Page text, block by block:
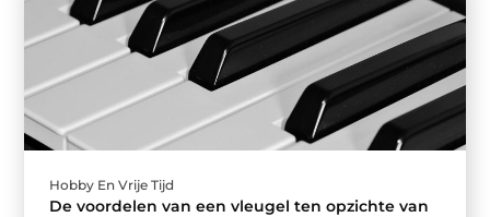
Hobby En Vrije Tijd
De voordelen van een vleugel ten opzichte van